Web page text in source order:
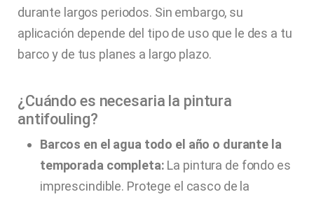
durante largos periodos. Sin embargo, su
aplicación depende del tipo de uso que le des a tu
barco y de tus planes a largo plazo.
¿Cuándo es necesaria la pintura
antifouling?
Barcos en el agua todo el año o durante la
temporada completa: La pintura de fondo es
imprescindible. Protege el casco de la